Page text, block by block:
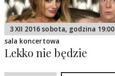
3 XII 2016 sobota, godzina 19:00
sala koncertowa
Lekko nie będzie